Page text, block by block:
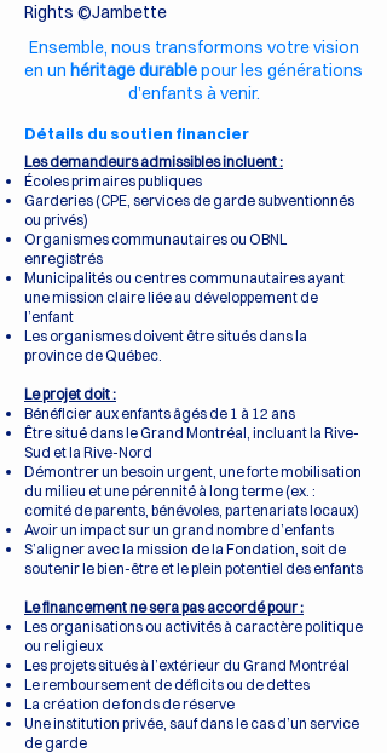
Rights ©Jambette
Ensemble, nous transformons votre vision
en un héritage durablepour les générations
d’enfants à venir.
Détails du soutien financier
Les demandeurs admissibles incluent :
Écoles primaires publiques
Garderies (CPE, services de garde subventionnés
ou privés)
Organismes communautaires ou OBNL
enregistrés
Municipalités ou centres communautaires ayant
une mission claire liée au développement de
l’enfant
Les organismes doivent être situés dans la
province de Québec.
Le projet doit :
Bénéficier aux enfants âgés de 1 à 12 ans
Être situé dans le Grand Montréal, incluant la Rive-
Sud et la Rive-Nord
Démontrer un besoin urgent, une forte mobilisation
du milieu et une pérennité à long terme (ex. :
comité de parents, bénévoles, partenariats locaux)
Avoir un impact sur un grand nombre d’enfants
S’aligner avec la mission de la Fondation, soit de
soutenir le bien-être et le plein potentiel des enfants
Le financement ne sera pas accordé pour :
Les organisations ou activités à caractère politique
ou religieux
Les projets situés à l’extérieur du Grand Montréal
Le remboursement de déficits ou de dettes
La création de fonds de réserve
Une institution privée, sauf dans le cas d’un service
de garde